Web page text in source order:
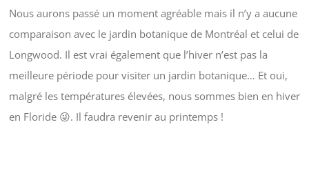
Nous aurons passé un moment agréable mais il n’y a aucune
comparaison avec le jardin botanique de Montréal et celui de
Longwood. Il est vrai également que l’hiver n’est pas la
meilleure période pour visiter un jardin botanique… Et oui,
malgré les températures élevées, nous sommes bien en hiver
en Floride 😜. Il faudra revenir au printemps !